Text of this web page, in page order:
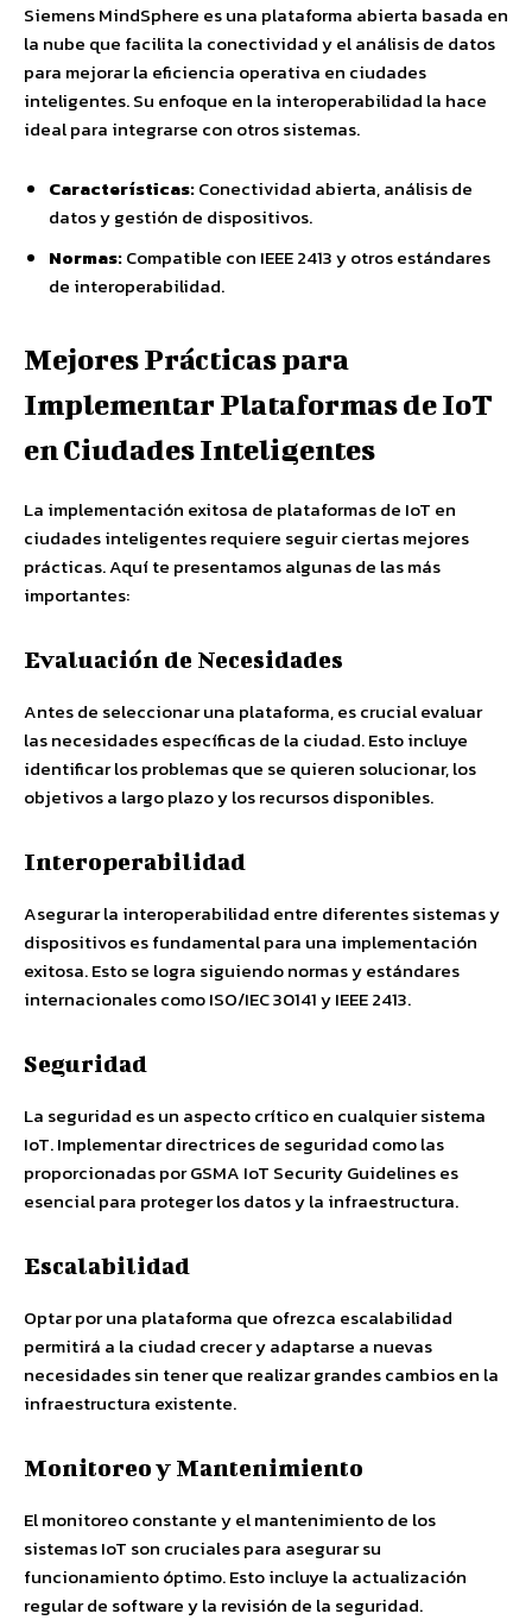
Siemens MindSphere es una plataforma abierta basada en
la nube que facilita la conectividad y el análisis de datos
para mejorar la eficiencia operativa en ciudades
inteligentes. Su enfoque en la interoperabilidad la hace
ideal para integrarse con otros sistemas.
Características:Conectividad abierta, análisis de
datos y gestión de dispositivos.
Normas:Compatible con IEEE 2413 y otros estándares
de interoperabilidad.
Mejores Prácticas para
Implementar Plataformas de IoT
en Ciudades Inteligentes
La implementación exitosa de plataformas de IoT en
ciudades inteligentes requiere seguir ciertas mejores
prácticas. Aquí te presentamos algunas de las más
importantes:
Evaluación de Necesidades
Antes de seleccionar una plataforma, es crucial evaluar
las necesidades específicas de la ciudad. Esto incluye
identificar los problemas que se quieren solucionar, los
objetivos a largo plazo y los recursos disponibles.
Interoperabilidad
Asegurar la interoperabilidad entre diferentes sistemas y
dispositivos es fundamental para una implementación
exitosa. Esto se logra siguiendo normas y estándares
internacionales como ISO/IEC 30141 y IEEE 2413.
Seguridad
La seguridad es un aspecto crítico en cualquier sistema
IoT. Implementar directrices de seguridad como las
proporcionadas por GSMA IoT Security Guidelines es
esencial para proteger los datos y la infraestructura.
Escalabilidad
Optar por una plataforma que ofrezca escalabilidad
permitirá a la ciudad crecer y adaptarse a nuevas
necesidades sin tener que realizar grandes cambios en la
infraestructura existente.
Monitoreo y Mantenimiento
El monitoreo constante y el mantenimiento de los
sistemas IoT son cruciales para asegurar su
funcionamiento óptimo. Esto incluye la actualización
regular de software y la revisión de la seguridad.